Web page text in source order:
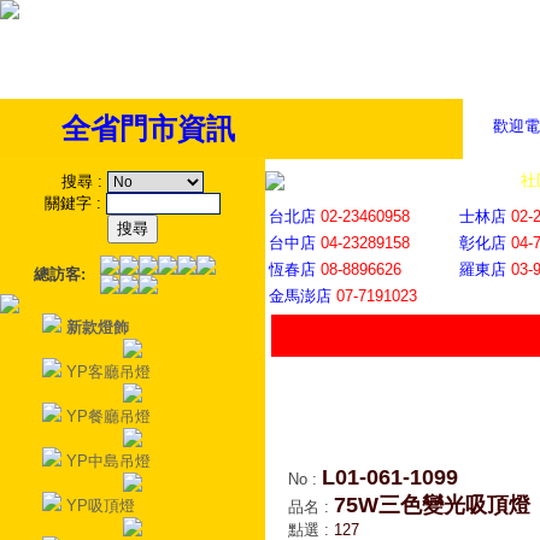
歡迎
全省門市資訊
搜尋 :
關鍵字 :
總訪客:
新款燈飾
YP客廳吊燈
YP餐廳吊燈
YP中島吊燈
YP吸頂燈
社
台北店 02-23460958 士林店 02-
台中店 04-23289158 彰化店 04-
恆春店 08-8896626 羅東店 03-
金馬澎店 07-7191023
No : L01-061-1099
品名 : 75W三色變光吸頂燈
點選 : 127